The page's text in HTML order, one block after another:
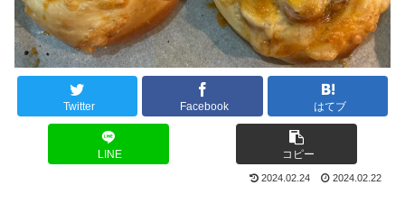
Twitter Facebook はてブ
LINE コピー
2024.02.24 2024.02.22